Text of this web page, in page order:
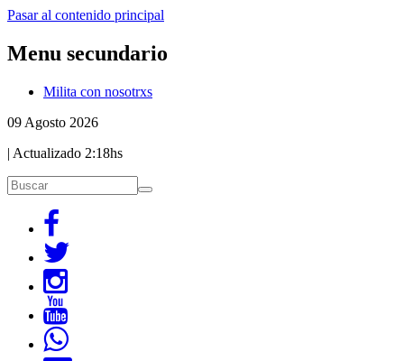
Pasar al contenido principal
Menu secundario
Milita con nosotrxs
09 Agosto 2026
| Actualizado 2:18hs
Buscar
Buscar